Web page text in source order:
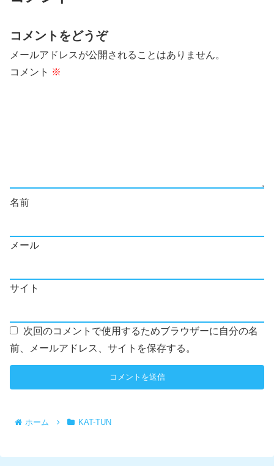
コメントをどうぞ
メールアドレスが公開されることはありません。
コメント ※
名前
メール
サイト
次回のコメントで使用するためブラウザーに自分の名
前、メールアドレス、サイトを保存する。
ホーム KAT-TUN